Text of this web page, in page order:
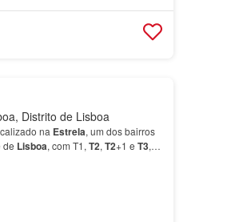
Distrito de Lisboa
na Estrela, um dos bairros
de Lisboa, com T1, T2, T2+1 e T3,